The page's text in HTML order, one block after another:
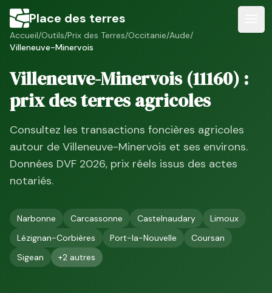
Place des terres
Accueil/Outils/Prix des Terres/Occitanie/Aude/
Villeneuve-Minervois
Villeneuve-Minervois(11160) :
prix des terres agricoles
Consultez les transactions foncières agricoles
autour de Villeneuve-Minervois et ses environs.
Données DVF 2026, prix réels issus des actes
notariés.
Narbonne Carcassonne Castelnaudary
Limoux
Lézignan-Corbières
Port-la-Nouvelle
Coursan
Sigean
+2 autres